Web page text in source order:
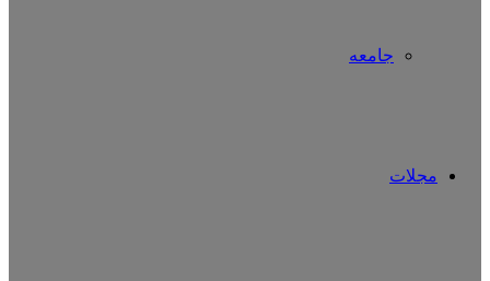
جامعه
مجلات